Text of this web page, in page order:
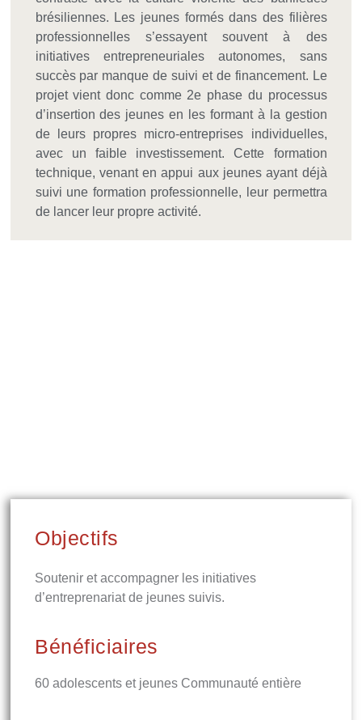
brésiliennes. Les jeunes formés dans des filières
professionnelles s’essayent souvent à des
initiatives entrepreneuriales autonomes, sans
succès par manque de suivi et de financement. Le
projet vient donc comme 2e phase du processus
d’insertion des jeunes en les formant à la gestion
de leurs propres micro-entreprises individuelles,
avec un faible investissement. Cette formation
technique, venant en appui aux jeunes ayant déjà
suivi une formation professionnelle, leur permettra
de lancer leur propre activité.
Objectifs
Soutenir et accompagner les initiatives
d’entreprenariat de jeunes suivis.
Bénéficiaires
60 adolescents et jeunes Communauté entière